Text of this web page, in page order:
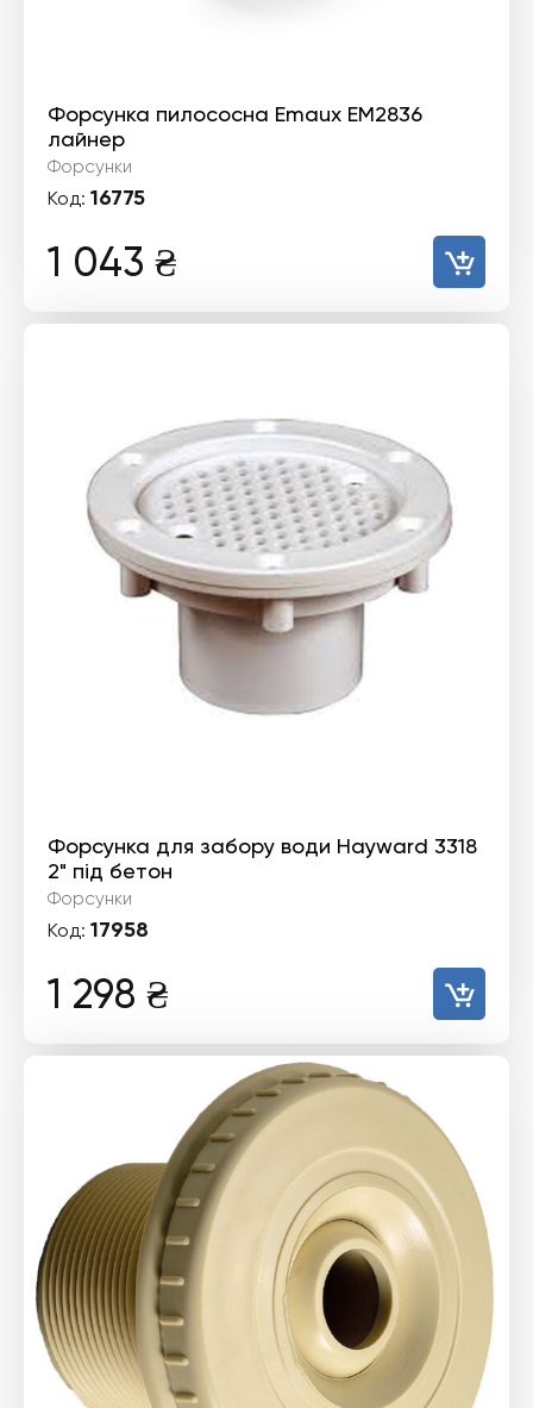
Форсунка пилососна Emaux EM2836
лайнер
Форсунки
Код: 16775
1 043 ₴
Форсунка для забору води Hayward 3318
2" під бетон
Форсунки
Код: 17958
1 298 ₴